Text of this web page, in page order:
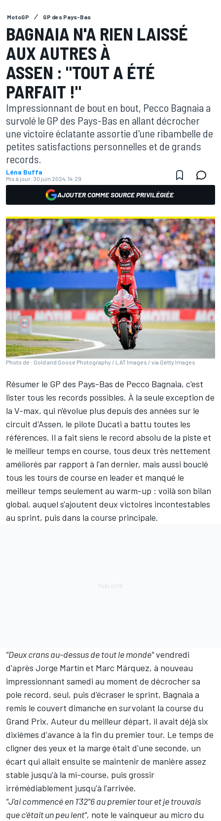
MotoGP GP des Pays-Bas
BAGNAIA N'A RIEN LAISSÉ
AUX AUTRES À
ASSEN : "TOUT A ÉTÉ
PARFAIT !"
Impressionnant de bout en bout, Pecco Bagnaia a
survolé le GP des Pays-Bas en allant décrocher
une victoire éclatante assortie d'une ribambelle de
petites satisfactions personnelles et de grands
records.
Léna Buffa
Mis à jour: 30 juin 2024, 14:29
AJOUTER COMME SOURCE PRIVILÉGIÉE
Photo de : Gold and Goose Photography / LAT Images / via Getty Images
Résumer le GP des Pays-Bas de Pecco Bagnaia, c'est
lister tous les records possibles. À la seule exception de
la V-max, qui n'évolue plus depuis des années sur le
circuit d'Assen, le pilote Ducati a battu toutes les
références. Il a fait siens le record absolu de la piste et
le meilleur temps en course, tous deux très nettement
améliorés par rapport à l'an dernier, mais aussi bouclé
tous les tours de course en leader et manqué le
meilleur temps seulement au warm-up : voilà son bilan
global, auquel s'ajoutent deux victoires incontestables
au sprint, puis dans la course principale.
"Deux crans au-dessus de tout le monde"vendredi
d'après Jorge Martín et Marc Márquez, à nouveau
impressionnant samedi au moment de décrocher sa
pole record, seul, puis d'écraser le sprint, Bagnaia a
remis le couvert dimanche en survolant la course du
Grand Prix. Auteur du meilleur départ, il avait déjà six
dixièmes d'avance à la fin du premier tour. Le temps de
cligner des yeux et la marge était d'une seconde, un
écart qui allait ensuite se maintenir de manière assez
stable jusqu'à la mi-course, puis grossir
irrémédiablement jusqu'à l'arrivée.
"J'ai commencé en 1'32"6 au premier tour et je trouvais
que c'était un peu lent", note le vainqueur au micro du